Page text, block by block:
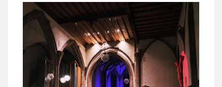
stuttgarter_oratorienchor
März 24